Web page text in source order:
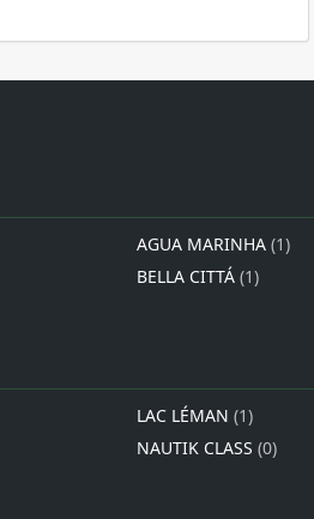
AGUA MARINHA (1)
BELLA CITTÁ (1)
LAC LÉMAN (1)
NAUTIK CLASS (0)